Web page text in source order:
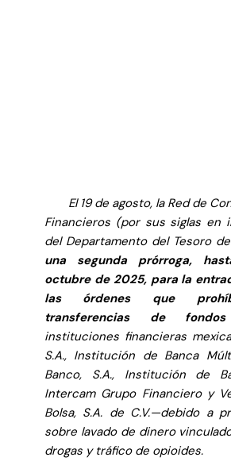
El 19 de agosto, la Red de
Financieros (por sus siglas en
del Departamento del Tesoro de
una segunda prórroga,
octubre de 2025, para la
las órdenes que
transferencias de fondos
instituciones financieras
S.A., Institución de Banca
Banco, S.A., Institución de
Intercam Grupo Financiero y
Bolsa, S.A. de C.V.—debido a
sobre lavado de dinero
drogas y tráfico de opioides.